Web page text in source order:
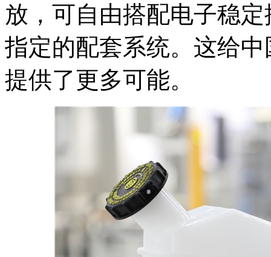
放，可自由搭配电子稳
指定的配套系统。这给
提供了更多可能。